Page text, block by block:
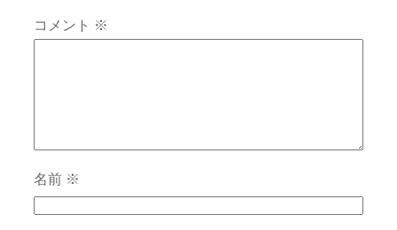
コメント ※
名前 ※